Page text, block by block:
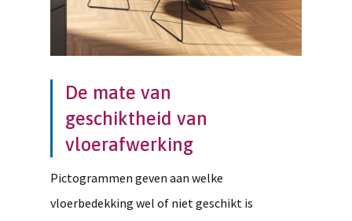
De mate van
geschiktheid van
vloerafwerking
Pictogrammen geven aan welke
vloerbedekking wel of niet geschikt is